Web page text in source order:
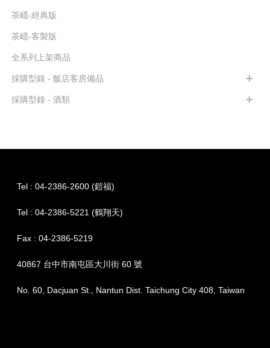
茶嶾-經典版
茶嶾-客製版
全系列上架商品
採購型錄 - 飯店客房備品
採購型錄 - 酒類
Tel : 04-2386-2600 (鎧福)
Tel : 04-2386-5221 (鶴翔天)
Fax : 04-2386-5219
40867 台中市南屯區大川街 60 號
No. 60, Dacjuan St., Nantun Dist. Taichung City 408, Taiwan